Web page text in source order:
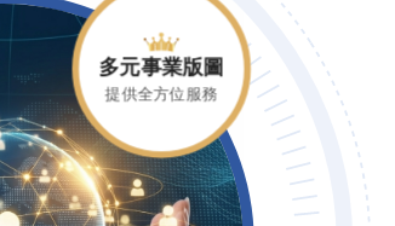
多元事業版圖
提供全方位服務